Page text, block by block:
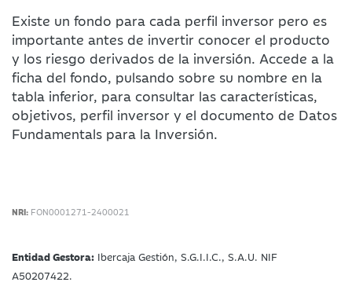
Existe un fondo para cada perfil inversor pero es
importante antes de invertir conocer el producto
y los riesgo derivados de la inversión. Accede a la
ficha del fondo, pulsando sobre su nombre en la
tabla inferior, para consultar las características,
objetivos, perfil inversor y el documento de Datos
Fundamentals para la Inversión.
NRI: FON0001271-2400021
Entidad Gestora: Ibercaja Gestión, S.G.I.I.C., S.A.U. NIF
A50207422.